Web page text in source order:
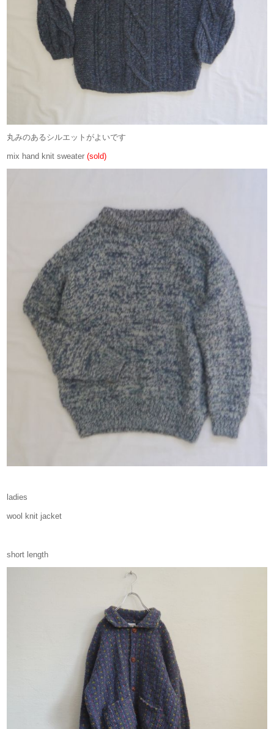
丸みのあるシルエットがよいです
mix hand knit sweater(sold)
ladies
wool knit jacket
short length